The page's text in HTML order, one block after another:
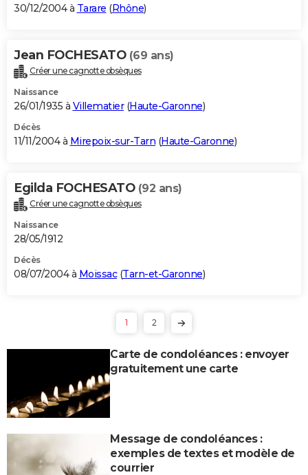
30/12/2004 à Tarare (Rhône)
Jean FOCHESATO (69 ans)
Créer une cagnotte obsèques
Naissance
26/01/1935 à Villematier(Haute-Garonne)
Décès
11/11/2004 à Mirepoix-sur-Tarn (Haute-Garonne)
Egilda FOCHESATO (92 ans)
Créer une cagnotte obsèques
Naissance
28/05/1912
Décès
08/07/2004 à Moissac(Tarn-et-Garonne)
1 2
Carte de condoléances : envoyer
gratuitement une carte
Message de condoléances :
exemples de textes et modèle de
courrier